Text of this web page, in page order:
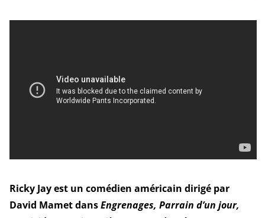
Ricky Jay est un comédien américain dirigé par
David Mamet dansEngrenages, Parrain d’un jour,